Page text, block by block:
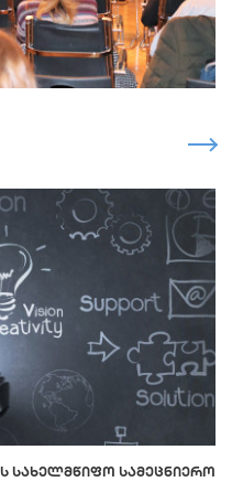
ᲡᲐᲮᲔᲚᲛᲬᲘᲤᲝ ᲡᲐᲛᲔᲪᲜᲘᲔᲠᲝ